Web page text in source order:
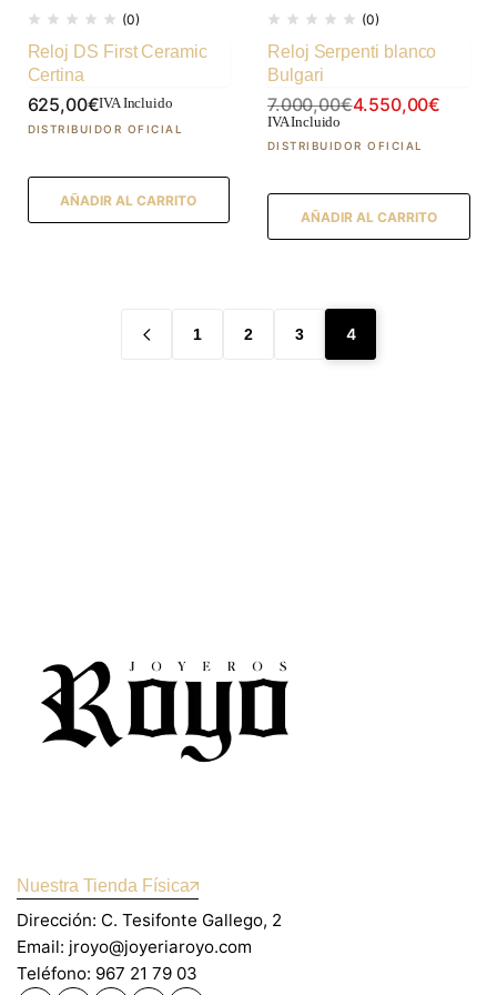
(0)
Reloj DS First Ceramic
Certina
625,00€IVA Incluido
AÑADIR AL CARRITO
(0)
Reloj Serpenti blanco
Bulgari
7.000,00€4.550,00€
IVA Incluido
AÑADIR AL CARRITO
1 2 3 4
Nuestra Tienda Física
Dirección: C. Tesifonte Gallego, 2
Email: jroyo@joyeriaroyo.com
Teléfono: 967 21 79 03